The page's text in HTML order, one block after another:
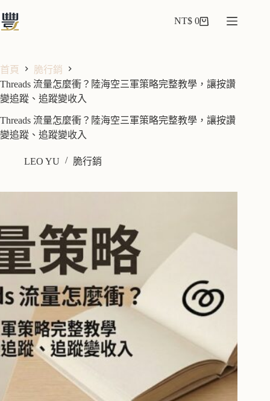
NT$ 0
首頁
脆行銷
Threads 流量怎麼衝？陸海空三軍策略完整教學，讓按讚
變追蹤、追蹤變收入
Threads 流量怎麼衝？陸海空三軍策略完整教學，讓按讚
變追蹤、追蹤變收入
LEO YU 脆行銷